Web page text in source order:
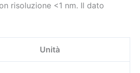
risoluzione <1 nm. Il dato
Unità